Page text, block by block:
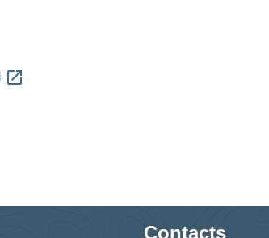
open_in_new
Contacts